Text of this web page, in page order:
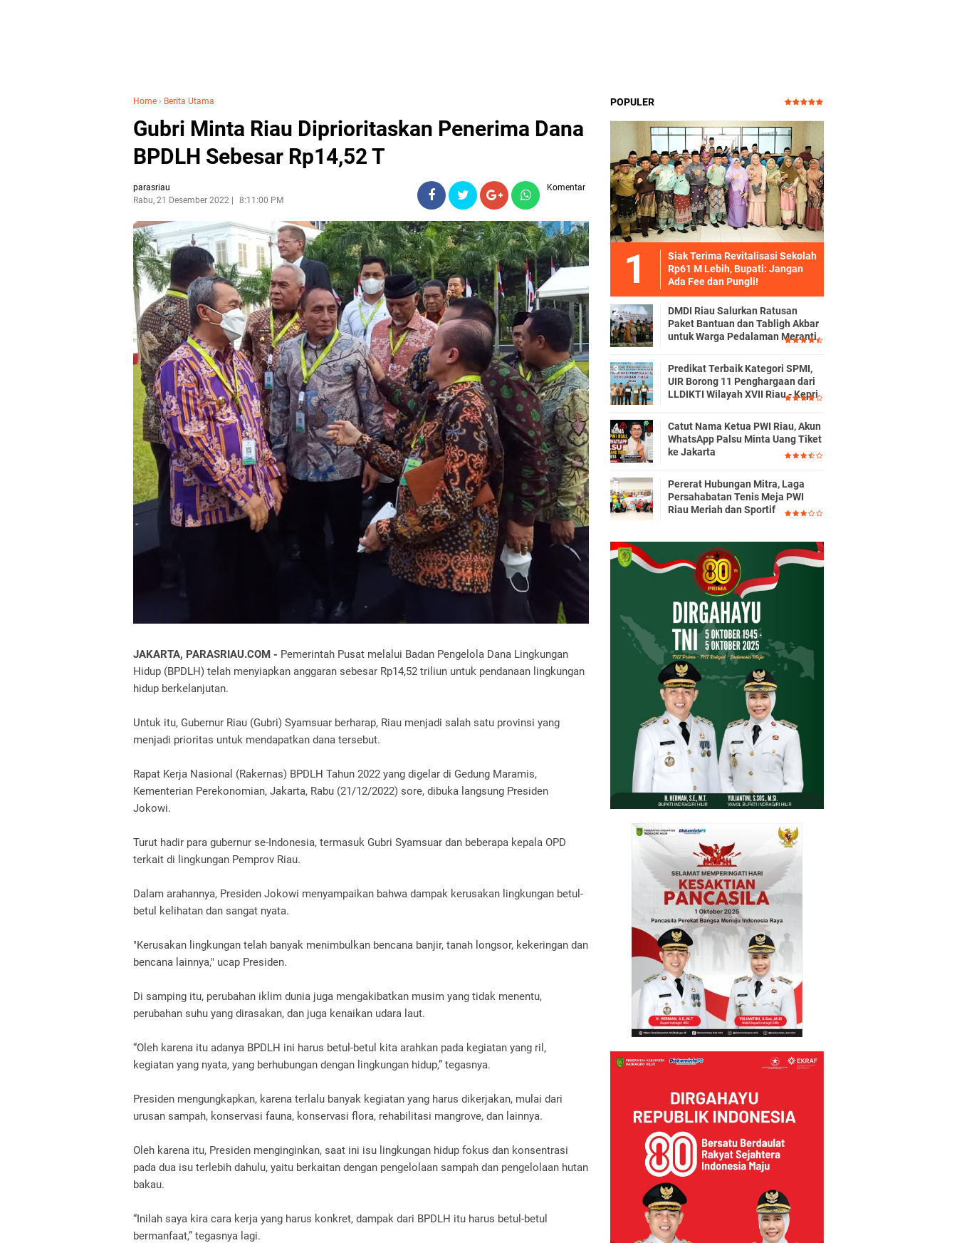
Home › Berita Utama
Gubri Minta Riau Diprioritaskan Penerima Dana
BPDLH Sebesar Rp14,52 T
parasriau
Rabu, 21 Desember 2022
8:11:00 PM
Komentar
JAKARTA, PARASRIAU.COM - Pemerintah Pusat melalui Badan Pengelola Dana Lingkungan
Hidup (BPDLH) telah menyiapkan anggaran sebesar Rp14,52 triliun untuk pendanaan lingkungan
hidup berkelanjutan.
Untuk itu, Gubernur Riau (Gubri) Syamsuar berharap, Riau menjadi salah satu provinsi yang
menjadi prioritas untuk mendapatkan dana tersebut.
Rapat Kerja Nasional (Rakernas) BPDLH Tahun 2022 yang digelar di Gedung Maramis,
Kementerian Perekonomian, Jakarta, Rabu (21/12/2022) sore, dibuka langsung Presiden
Jokowi.
Turut hadir para gubernur se-Indonesia, termasuk Gubri Syamsuar dan beberapa kepala OPD
terkait di lingkungan Pemprov Riau.
Dalam arahannya, Presiden Jokowi menyampaikan bahwa dampak kerusakan lingkungan betul-
betul kelihatan dan sangat nyata.
"Kerusakan lingkungan telah banyak menimbulkan bencana banjir, tanah longsor, kekeringan dan
bencana lainnya," ucap Presiden.
Di samping itu, perubahan iklim dunia juga mengakibatkan musim yang tidak menentu,
perubahan suhu yang dirasakan, dan juga kenaikan udara laut.
“Oleh karena itu adanya BPDLH ini harus betul-betul kita arahkan pada kegiatan yang ril,
kegiatan yang nyata, yang berhubungan dengan lingkungan hidup,” tegasnya.
Presiden mengungkapkan, karena terlalu banyak kegiatan yang harus dikerjakan, mulai dari
urusan sampah, konservasi fauna, konservasi flora, rehabilitasi mangrove, dan lainnya.
Oleh karena itu, Presiden menginginkan, saat ini isu lingkungan hidup fokus dan konsentrasi
pada dua isu terlebih dahulu, yaitu berkaitan dengan pengelolaan sampah dan pengelolaan hutan
bakau.
“Inilah saya kira cara kerja yang harus konkret, dampak dari BPDLH itu harus betul-betul
bermanfaat,” tegasnya lagi.
POPULER
Siak Terima Revitalisasi Sekolah
Rp61 M Lebih, Bupati: Jangan
Ada Fee dan Pungli!
DMDI Riau Salurkan Ratusan
Paket Bantuan dan Tabligh Akbar
untuk Warga Pedalaman Meranti
Predikat Terbaik Kategori SPMI,
UIR Borong 11 Penghargaan dari
LLDIKTI Wilayah XVII Riau - Kepri
Catut Nama Ketua PWI Riau, Akun
WhatsApp Palsu Minta Uang Tiket
ke Jakarta
Pererat Hubungan Mitra, Laga
Persahabatan Tenis Meja PWI
Riau Meriah dan Sportif